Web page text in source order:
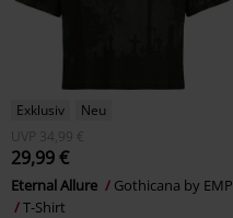
Exklusiv
Neu
UVP
34,99 €
29,99 €
Eternal Allure
Gothicana by EMP
T-Shirt